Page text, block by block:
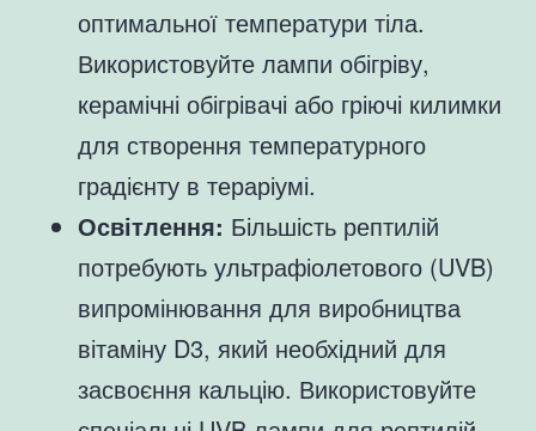
оптимальної температури тіла.
Використовуйте лампи обігріву,
керамічні обігрівачі або гріючі килимки
для створення температурного
градієнту в тераріумі.
Освітлення: Більшість рептилій
потребують ультрафіолетового (UVB)
випромінювання для виробництва
вітаміну D3, який необхідний для
засвоєння кальцію. Використовуйте